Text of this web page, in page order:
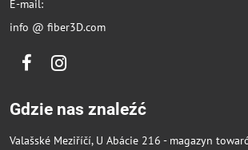
E-mail:
info @ fiber3D.com
FacebookInstagram
Gdzie nas znaleźć
Valašské Meziříčí, U Abácie 216 - magazyn